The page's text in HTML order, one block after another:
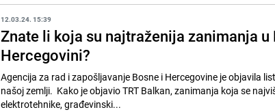
12.03.24. 15:39
Znate li koja su najtraženija zanimanja u
Hercegovini?
Agencija za rad i zapošljavanje Bosne i Hercegovine je objavila
našoj zemlji. Kako je objavio TRT Balkan, zanimanja koja se
elektrotehnike, građevinski...